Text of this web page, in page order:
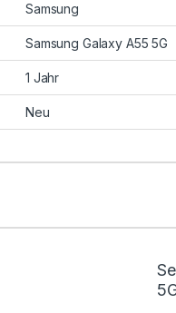
Samsung
Samsung Galaxy A55 5G
1 Jahr
Neu